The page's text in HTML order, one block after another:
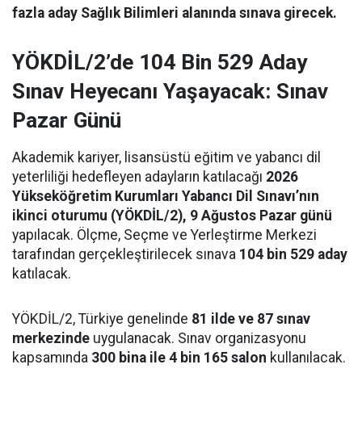
fazla aday Sağlık Bilimleri alanında sınava girecek.
YÖKDİL/2’de 104 Bin 529 Aday
Sınav Heyecanı Yaşayacak: Sınav
Pazar Günü
Akademik kariyer, lisansüstü eğitim ve yabancı dil
yeterliliği hedefleyen adayların katılacağı 2026
Yükseköğretim Kurumları Yabancı Dil Sınavı’nın
ikinci oturumu (YÖKDİL/2), 9 Ağustos Pazar günü
yapılacak. Ölçme, Seçme ve Yerleştirme Merkezi
tarafından gerçekleştirilecek sınava 104 bin 529 aday
katılacak.
YÖKDİL/2, Türkiye genelinde 81 ilde ve 87 sınav
merkezinde uygulanacak. Sınav organizasyonu
kapsamında 300 bina ile 4 bin 165 salon kullanılacak.